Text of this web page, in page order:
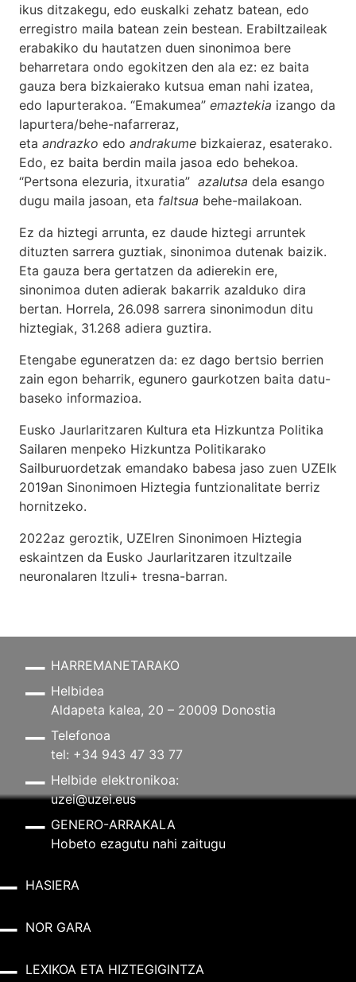
ikus ditzakegu, edo euskalki zehatz batean, edo
erregistro maila batean zein bestean. Erabiltzaileak
erabakiko du hautatzen duen sinonimoa bere
beharretara ondo egokitzen den ala ez: ez baita
gauza bera bizkaierako kutsua eman nahi izatea,
edo lapurterakoa. “Emakumea” emaztekia izango da
lapurtera/behe-nafarreraz,
eta andrazko edo andrakume bizkaieraz, esaterako.
Edo, ez baita berdin maila jasoa edo behekoa.
“Pertsona elezuria, itxuratia” azalutsa dela esango
dugu maila jasoan, eta faltsua behe-mailakoan.
Ez da hiztegi arrunta, ez daude hiztegi arruntek
dituzten sarrera guztiak, sinonimoa dutenak baizik.
Eta gauza bera gertatzen da adierekin ere,
sinonimoa duten adierak bakarrik azalduko dira
bertan. Horrela, 26.098 sarrera sinonimodun ditu
hiztegiak, 31.268 adiera guztira.
Etengabe eguneratzen da: ez dago bertsio berrien
zain egon beharrik, egunero gaurkotzen baita datu-
baseko informazioa.
Eusko Jaurlaritzaren Kultura eta Hizkuntza Politika
Sailaren menpeko Hizkuntza Politikarako
Sailburuordetzak emandako babesa jaso zuen UZEIk
2019an Sinonimoen Hiztegia funtzionalitate berriz
hornitzeko.
2022az geroztik, UZEIren Sinonimoen Hiztegia
eskaintzen da Eusko Jaurlaritzaren itzultzaile
neuronalaren Itzuli+ tresna-barran.
HARREMANETARAKO
Helbidea
Aldapeta kalea, 20 – 20009 Donostia
Telefonoa
tel: +34 943 47 33 77
Helbide elektronikoa:
uzei@uzei.eus
GENERO-ARRAKALA
Hobeto ezagutu nahi zaitugu
HASIERA
NOR GARA
LEXIKOA ETA HIZTEGIGINTZA